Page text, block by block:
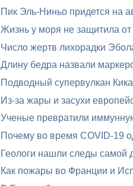
Пик Эль-Ниньо придется на
Жизнь у моря не защитила
Число жертв лихорадки
Длину бедра назвали
Подводный супервулкан
Из-за жары и засухи
Ученые превратили
Почему во время COVID-19
Геологи нашли следы самой
Как пожары во Франции и